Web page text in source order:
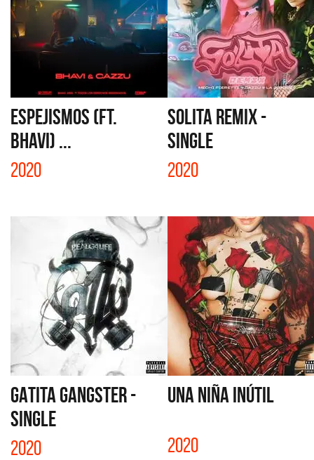
ESPEJISMOS (FT.
BHAVI) ...
2020
SOLITA REMIX -
SINGLE
2020
GATITA GANGSTER -
SINGLE
2020
UNA NIÑA INÚTIL
2020